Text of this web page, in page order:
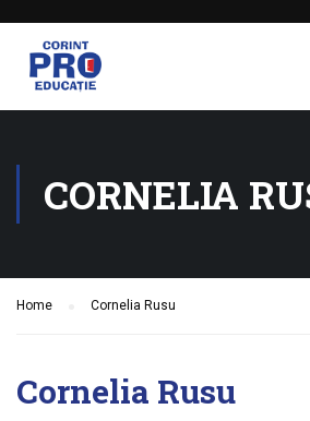
CORNELIA
Home Cornelia Rusu
Cornelia Rusu